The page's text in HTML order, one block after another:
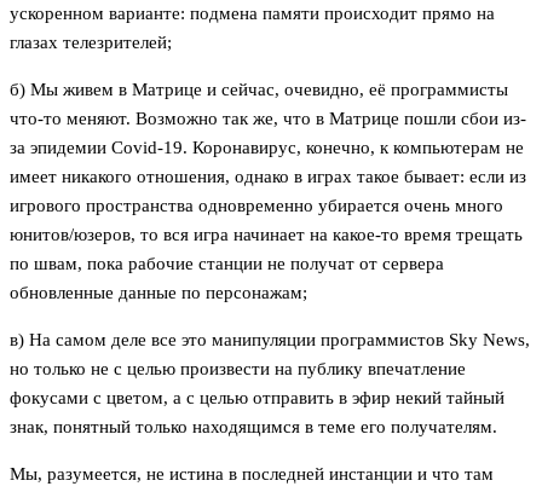
ускоренном варианте: подмена памяти происходит прямо на
глазах телезрителей;
б) Мы живем в Матрице и сейчас, очевидно, её программисты
что-то меняют. Возможно так же, что в Матрице пошли сбои из-
за эпидемии Сovid-19. Коронавирус, конечно, к компьютерам не
имеет никакого отношения, однако в играх такое бывает: если из
игрового пространства одновременно убирается очень много
юнитов/юзеров, то вся игра начинает на какое-то время трещать
по швам, пока рабочие станции не получат от сервера
обновленные данные по персонажам;
в) На самом деле все это манипуляции программистов Sky News,
но только не с целью произвести на публику впечатление
фокусами с цветом, а с целью отправить в эфир некий тайный
знак, понятный только находящимся в теме его получателям.
Мы, разумеется, не истина в последней инстанции и что там